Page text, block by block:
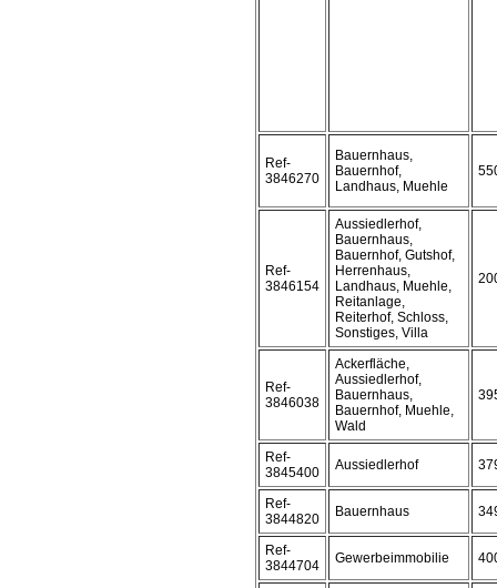
Ref-
3846270
Bauernhaus,
Bauernhof,
Landhaus, Muehle
Ref-
3846154
Aussiedlerhof,
Bauernhaus,
Bauernhof, Gutshof,
Herrenhaus,
Landhaus, Muehle,
Reitanlage,
Reiterhof, Schloss,
Sonstiges, Villa
Ref-
3846038
Ackerfläche,
Aussiedlerhof,
Bauernhaus,
Bauernhof, Muehle,
Wald
Ref-
3845400
Aussiedlerhof
Ref-
3844820
Bauernhaus
Ref-
3844704
Gewerbeimmobilie